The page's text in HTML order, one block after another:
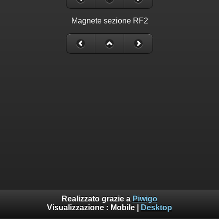
Magnete sezione RF2
Realizzato grazie a Piwigo
Visualizzazione : Mobile Desktop